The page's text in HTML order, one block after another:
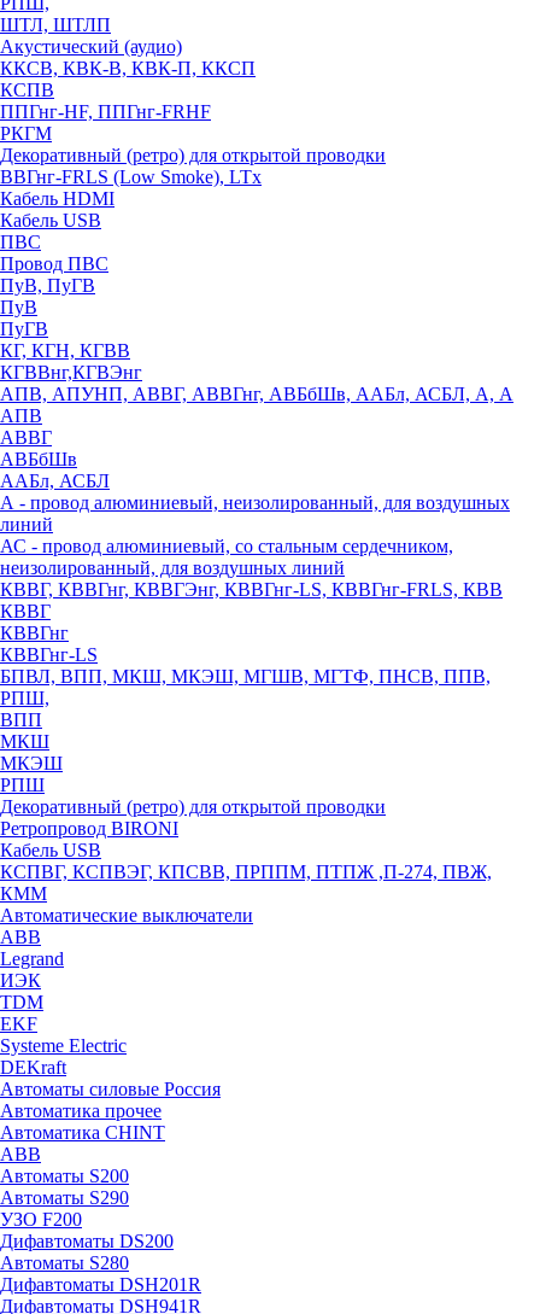
ШТЛ, ШТЛП
Акустический (аудио)
ККСВ, КВК-В, КВК-П, ККСП
КСПВ
ППГнг-HF, ППГнг-FRHF
РКГМ
Декоративный (ретро) для открытой проводки
ВВГнг-FRLS (Low Smoke), LTx
Кабель HDMI
Кабель USB
ПВС
Провод ПВС
ПуВ, ПуГВ
ПуВ
ПуГВ
КГ, КГН, КГВВ
КГВВнг,КГВЭнг
АПВ, АПУНП, АВВГ, АВВГнг, АВБбШв, ААБл, АСБЛ, А, А
АПВ
АВВГ
АВБбШв
ААБл, АСБЛ
А - провод алюминиевый, неизолированный, для воздушных
линий
АС - провод алюминиевый, со стальным сердечником,
неизолированный, для воздушных линий
КВВГ, КВВГнг, КВВГЭнг, КВВГнг-LS, КВВГнг-FRLS, КВВ
КВВГ
КВВГнг
КВВГнг-LS
БПВЛ, ВПП, МКШ, МКЭШ, МГШВ, МГТФ, ПНСВ, ППВ,
РПШ,
ВПП
МКШ
МКЭШ
РПШ
Декоративный (ретро) для открытой проводки
Ретропровод BIRONI
Кабель USB
КСПВГ, КСПВЭГ, КПСВВ, ПРППМ, ПТПЖ ,П-274, ПВЖ,
КММ
Автоматические выключатели
ABB
Legrand
ИЭК
TDM
EKF
Systeme Electric
DEKraft
Автоматы силовые Россия
Автоматика прочее
Автоматика CHINT
ABB
Автоматы S200
Автоматы S290
УЗО F200
Дифавтоматы DS200
Автоматы S280
Дифавтоматы DSH201R
Дифавтоматы DSH941R